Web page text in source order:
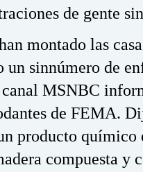
de gente
montado las
un sinnúmero de
MSNBC
de FEMA.
producto químico
compuesta y